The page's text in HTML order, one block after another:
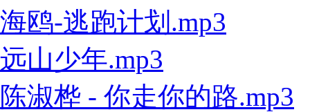
海鸥-逃跑计划.mp3
远山少年.mp3
陈淑桦 - 你走你的路.mp3